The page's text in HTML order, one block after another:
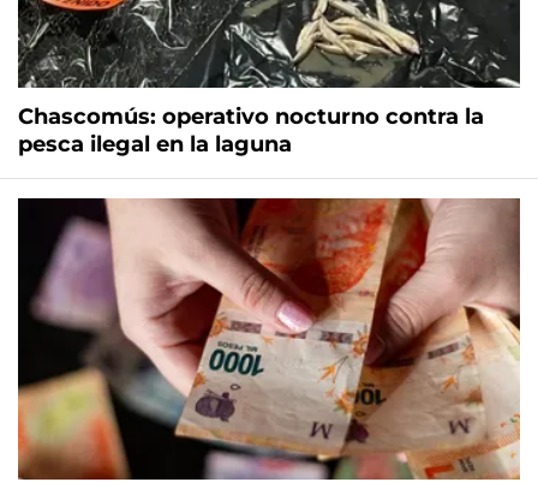
Chascomús: operativo nocturno contra la
pesca ilegal en la laguna